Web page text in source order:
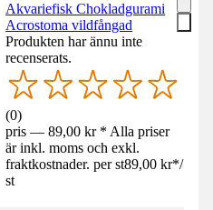
Akvariefisk Chokladgurami
Acrostoma vildfångad
Produkten har ännu inte
recenserats.
(0)
pris — 89,00 kr * Alla priser
är inkl. moms och exkl.
fraktkostnader. per st89,00 kr*/
st